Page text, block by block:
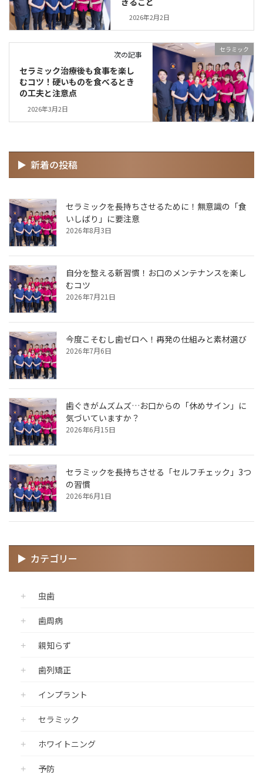
2026年2月2日
セラミック
次の記事
セラミック治療後も食事を楽し
むコツ！硬いものを食べるとき
の工夫と注意点
2026年3月2日
新着の投稿
セラミックを長持ちさせるために！無意識の「食
いしばり」に要注意
2026年8月3日
自分を整える新習慣！お口のメンテナンスを楽し
むコツ
2026年7月21日
今度こそむし歯ゼロへ！再発の仕組みと素材選び
2026年7月6日
歯ぐきがムズムズ…お口からの「休めサイン」に
気づいていますか？
2026年6月15日
セラミックを長持ちさせる「セルフチェック」3つ
の習慣
2026年6月1日
カテゴリー
虫歯
歯周病
親知らず
歯列矯正
インプラント
セラミック
ホワイトニング
予防